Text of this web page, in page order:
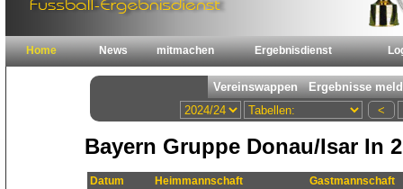
Home News mitmachen Ergebnisdienst
Bayern Gruppe Donau/Isar In
Datum Heimmannschaft Gastmannschaft